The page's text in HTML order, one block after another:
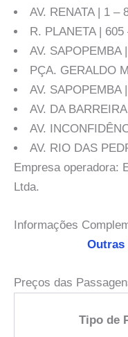
AV. RENATA | 1 –
R. PLANETA | 605
AV. SAPOPEMBA
PÇA. GERALDO
AV. SAPOPEMBA
AV. DA
AV.
AV. RIO DAS
Empresa operadora:
Ltda.
Informações
Outras
Preços das
Tipo de